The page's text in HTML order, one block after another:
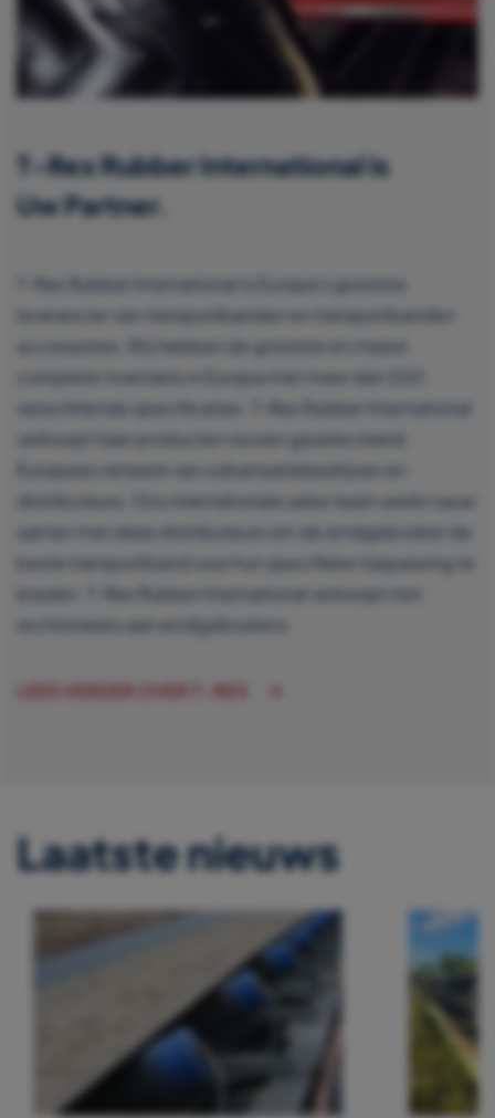
T-Rex Rubber International is
Uw Partner.
T-Rex Rubber International is Europa’s grootste
leverancier van transportbanden en transportbanden
accessoires. Wij hebben de grootste en meest
complete inventaris in Europa met meer dan 200
verschillende specificaties. T-Rex Rubber International
verkoopt haar producten via een geselecteerd
Europees netwerk van vulkanisatiebedrijven en
distributeurs. Ons internationale sales team werkt nauw
samen met deze distributeurs om de eindgebruiker de
beste transportband voor hun specifieke toepassing te
bieden. T-Rex Rubber International verkoopt niet
rechtstreeks aan eindgebruikers.
LEES VERDER OVER T-REX
Laatste nieuws